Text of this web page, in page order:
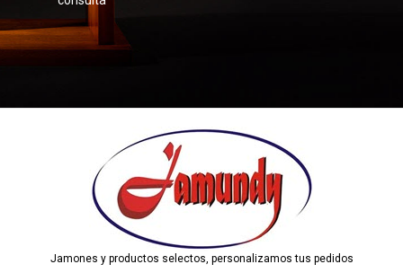
Jamones y productos selectos, personalizamos tus pedidos